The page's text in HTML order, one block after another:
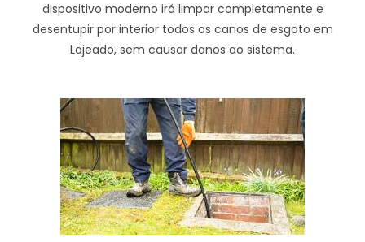
dispositivo moderno irá limpar completamente e
desentupir por interior todos os canos de esgoto em
Lajeado, sem causar danos ao sistema.